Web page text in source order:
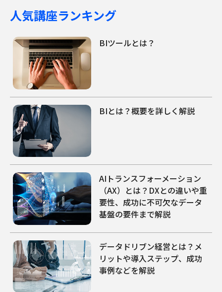
人気講座ランキング
BIツールとは？
BIとは？概要を詳しく解説
AIトランスフォーメーション
（AX）とは？DXとの違いや重
要性、成功に不可欠なデータ
基盤の要件まで解説
データドリブン経営とは？メ
リットや導入ステップ、成功
事例などを解説